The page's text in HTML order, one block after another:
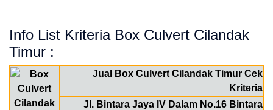
Info List Kriteria Box Culvert Cilandak
Timur :
Jual Box Culvert Cilandak Timur Cek
Kriteria
Jl. Bintara Jaya IV Dalam No.16 Bintara